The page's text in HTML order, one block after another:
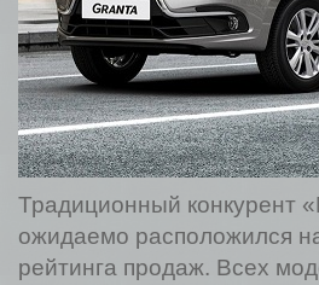
Традиционный конкурент
ожидаемо расположился
рейтинга продаж. Всех